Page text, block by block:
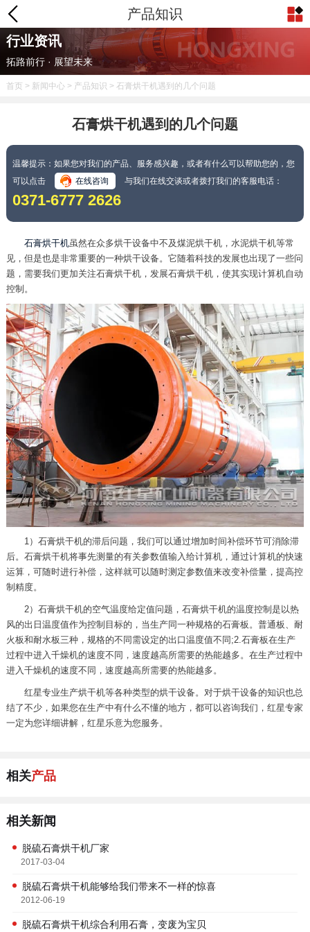
产品知识
行业资讯
拓路前行 · 展望未来
首页 > 新闻中心> 产品知识 > 石膏烘干机遇到的几个问题
石膏烘干机遇到的几个问题
温馨提示：如果您对我们的产品、服务感兴趣，或者有什么可以帮助您的，您
可以点击
在线咨询 与我们在线交谈或者拨打我们的客服电话：
0371-6777 2626
石膏烘干机虽然在众多烘干设备中不及煤泥烘干机，水泥烘干机等常
见，但是也是非常重要的一种烘干设备。它随着科技的发展也出现了一些问
题，需要我们更加关注石膏烘干机，发展石膏烘干机，使其实现计算机自动
控制。
1）石膏烘干机的滞后问题，我们可以通过增加时间补偿环节可消除滞
后。石膏烘干机将事先测量的有关参数值输入给计算机，通过计算机的快速
运算，可随时进行补偿，这样就可以随时测定参数值来改变补偿量，提高控
制精度。
2）石膏烘干机的空气温度给定值问题，石膏烘干机的温度控制是以热
风的出日温度值作为控制目标的，当生产同一种规格的石膏板。普通板、耐
火板和耐水板三种，规格的不同需设定的出口温度值不同;2.石膏板在生产
过程中进入千燥机的速度不同，速度越高所需要的热能越多。在生产过程中
进入千燥机的速度不同，速度越高所需要的热能越多。
红星专业生产烘干机等各种类型的烘干设备。对于烘干设备的知识也总
结了不少，如果您在生产中有什么不懂的地方，都可以咨询我们，红星专家
一定为您详细讲解，红星乐意为您服务。
相关产品
相关新闻
脱硫石膏烘干机厂家
2017-03-04
脱硫石膏烘干机能够给我们带来不一样的惊喜
2012-06-19
脱硫石膏烘干机综合利用石膏，变废为宝贝